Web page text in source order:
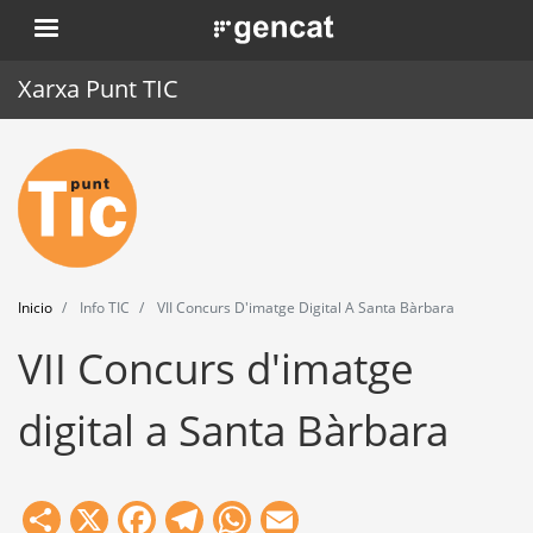
Pasar
al
. Obre en una nova finestra.
Xarxa Punt TIC
Inicio
Punt TIC
Actualidad
Agenda
Formación
Herramientas
Inicio Info TIC VII Concurs D'imatge Digital A Santa Bàrbara
VII Concurs d'imatge
digital a Santa Bàrbara
Share
X Facebook
Telegram
WhatsApp